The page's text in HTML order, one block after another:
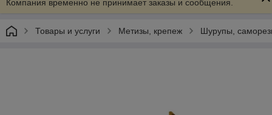
Компания временно не принимает заказы и сообщения.
Товары и услуги Метизы, крепеж Шурупы,